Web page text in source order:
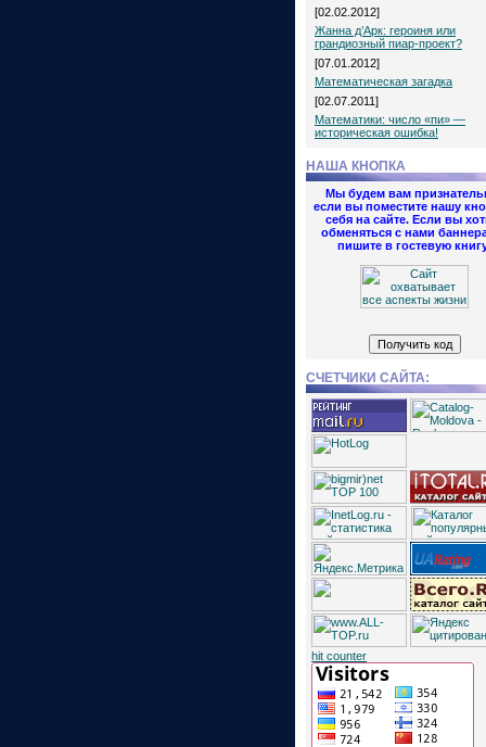
[02.02.2012]
Жанна д’Арк: героиня или
грандиозный пиар-проект?
[07.01.2012]
Математическая загадка
[02.07.2011]
Математики: число «пи» —
историческая ошибка!
НАША КНОПКА
Мы будем вам
если вы поместите нашу
себя на сайте. Если вы
обменяться с нами
пишите в гостевую
СЧЕТЧИКИ САЙТА:
hit counter